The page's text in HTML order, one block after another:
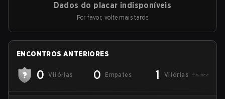
Dados do placar indisponíveis
Por favor, volte mais tarde
ENCONTROS ANTERIORES
0 Vitórias 0 Empates 1 Vitórias